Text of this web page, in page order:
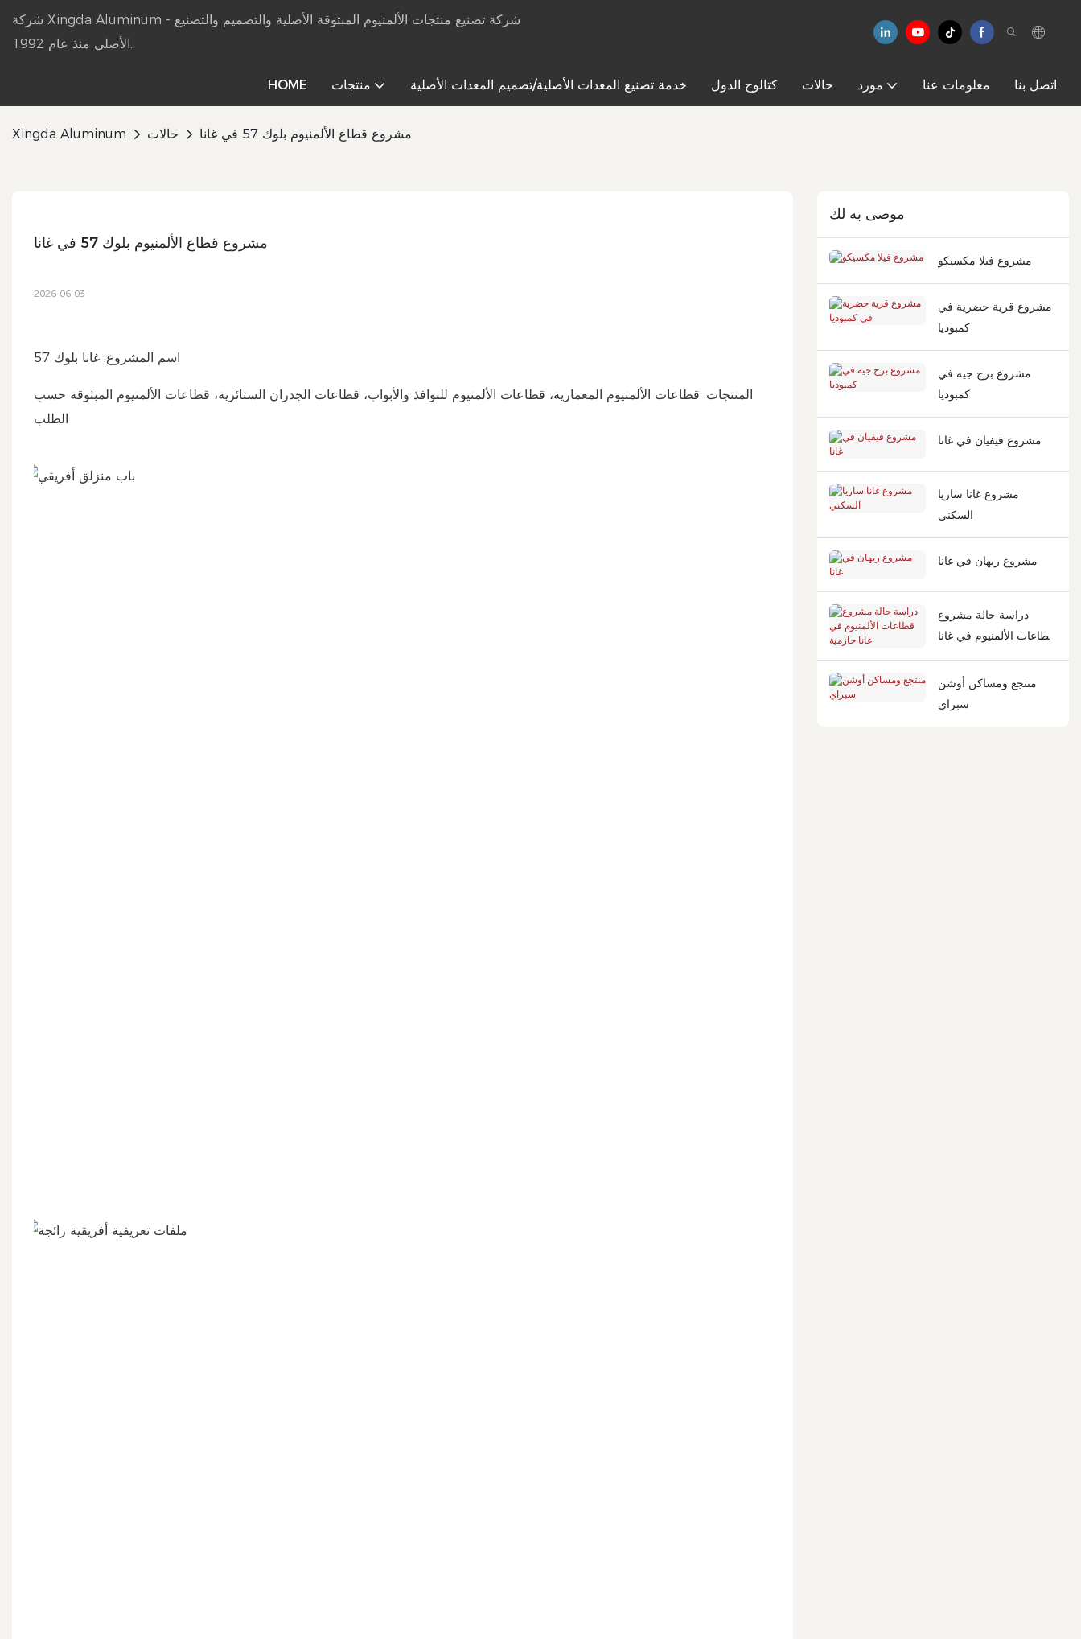
شركة Xingda Aluminum - شركة تصنيع منتجات الألمنيوم المبثوقة الأصلية والتصميم والتصنيع
الأصلي منذ عام 1992.
HOME منتجات خدمة تصنيع المعدات الأصلية/تصميم المعدات الأصلية كتالوج الدول حالات مورد معلومات عنا اتصل بنا
Xingda Aluminum حالات مشروع قطاع الألمنيوم بلوك 57 في غانا
مشروع قطاع الألمنيوم بلوك 57 في غانا
2026-06-03
اسم المشروع: غانا بلوك 57
المنتجات: قطاعات الألمنيوم المعمارية، قطاعات الألمنيوم للنوافذ والأبواب، قطاعات الجدران الستائرية، قطاعات الألمنيوم المبثوقة حسب
الطلب
موصى به لك
مشروع فيلا مكسيكو
مشروع قرية حضرية في
كمبوديا
مشروع برج جيه ​​في
كمبوديا
مشروع فيفيان في غانا
مشروع غانا ساريا
السكني
مشروع ريهان في غانا
دراسة حالة مشروع
قطاعات الألمنيوم في غانا
حازمية
منتجع ومساكن أوشن
سبراي